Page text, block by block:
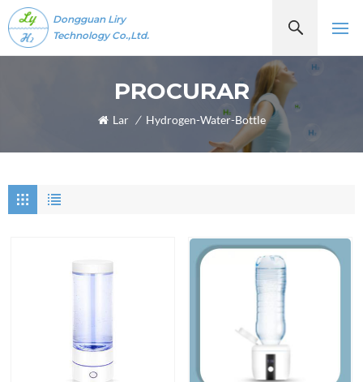
Dongguan Liry
Technology Co.,Ltd.
PROCURAR
Lar / Hydrogen-Water-Bottle